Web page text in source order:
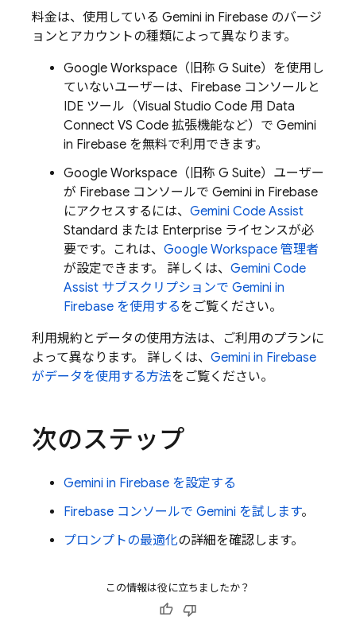
料金は、使用している Gemini in Firebase のバージ
ョンとアカウントの種類によって異なります。
Google Workspace（旧称 G Suite）を使用し
ていないユーザーは、 Firebase コンソールと
IDE ツール（Visual Studio Code 用 Data
Connect VS Code 拡張機能など）で Gemini
in Firebase を無料で利用できます。
Google Workspace（旧称 G Suite）ユーザー
が Firebase コンソールで Gemini in Firebase
にアクセスするには、 Gemini Code Assist
Standard または Enterprise ライセンスが必
要です。これは、 Google Workspace 管理者
が設定できます。 詳しくは、 Gemini Code
Assist サブスクリプションで Gemini in
Firebase を使用するをご覧ください。
利用規約とデータの使用方法は、ご利用のプランに
よって異なります。 詳しくは、 Gemini in Firebase
がデータを使用する方法をご覧ください。
次のステップ
Gemini in Firebase を設定する
Firebase コンソールで Gemini を試します。
プロンプトの最適化の詳細を確認します。
この情報は役に立ちましたか？